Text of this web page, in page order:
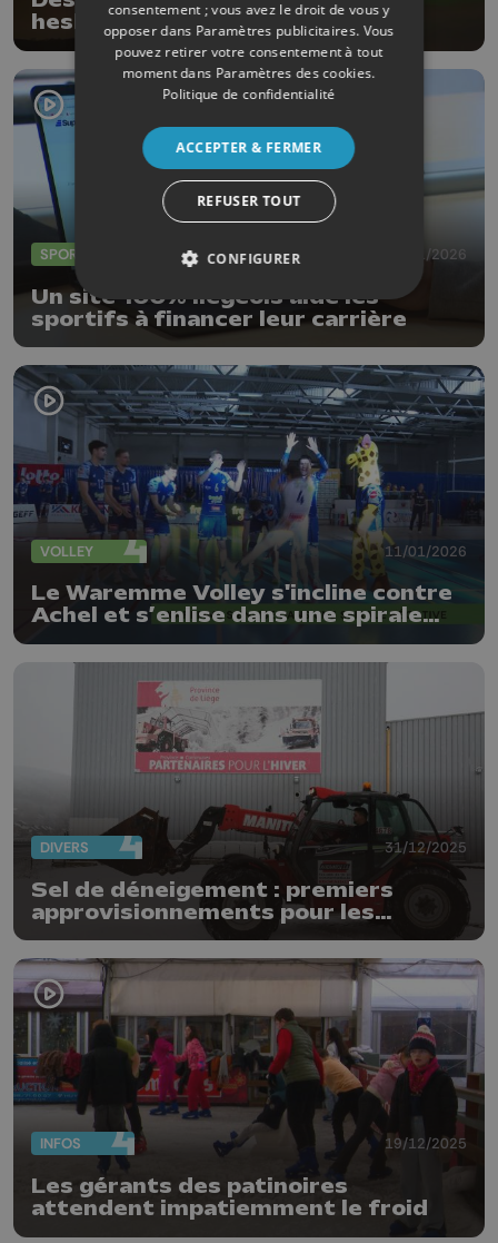
hesbignon
SPORTS 20/01/2026
Un site 100% liégeois aide les
sportifs à financer leur carrière
VOLLEY 11/01/2026
Le Waremme Volley s'incline contre
Achel et s’enlise dans une spirale
DIVERS 31/12/2025
Sel de déneigement : premiers
approvisionnements pour les
communes
INFOS 19/12/2025
Les gérants des patinoires
attendent impatiemment le froid
consentement ; vous avez le droit de vous y
opposer dans Paramètres publicitaires. Vous
pouvez retirer votre consentement à tout
moment dans Paramètres des cookies.
Politique de confidentialité
ACCEPTER & FERMER
REFUSER TOUT
CONFIGURER